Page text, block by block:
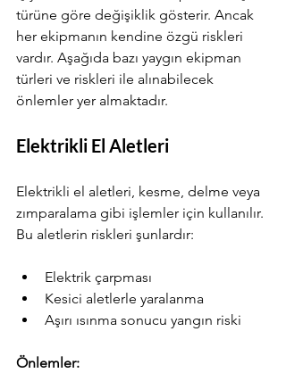
türüne göre değişiklik gösterir. Ancak
her ekipmanın kendine özgü riskleri
vardır. Aşağıda bazı yaygın ekipman
türleri ve riskleri ile alınabilecek
önlemler yer almaktadır.
Elektrikli El Aletleri
Elektrikli el aletleri, kesme, delme veya
zımparalama gibi işlemler için kullanılır.
Bu aletlerin riskleri şunlardır:
Elektrik çarpması
Kesici aletlerle yaralanma
Aşırı ısınma sonucu yangın riski
Önlemler: